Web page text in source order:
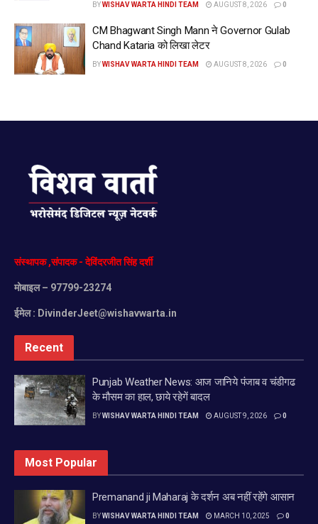
BYWISHAV WARTA HINDI TEAM AUGUST 8, 2026 0
CM Bhagwant Singh Mann ने Governor Gulab
Chand Kataria को लिखा लेटर
BYWISHAV WARTA HINDI TEAM AUGUST 8, 2026 0
संस्थापक,संपादक-देविंदरजीतसिंहदर्शी
मोबाइल– 97799-23274
ईमेल : DivinderJeet@wishavwarta.in
Recent
Punjab Weather News: आज जानिये पंजाब व चंडीगढ
के मौसम का हाल, छाये रहेगें बादल
BYWISHAV WARTA HINDI TEAM AUGUST 9, 2026 0
Most Popular
Premanand ji Maharaj के दर्शन अब नहीं रहेंगे आसान
BYWISHAV WARTA HINDI TEAM MARCH 10, 2025 0